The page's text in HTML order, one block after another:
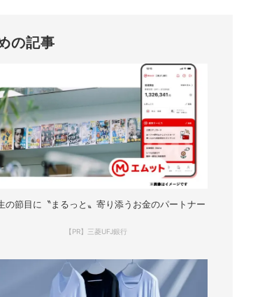
の記事
の節目に〝まるっと〟寄り添うお金のパートナー
【PR】三菱UFJ銀行